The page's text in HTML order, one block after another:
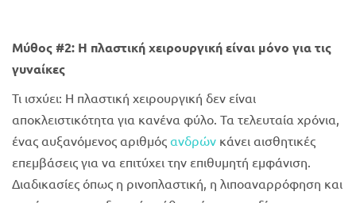
Μύθος #2: Η πλαστική χειρουργική είναι μόνο για τις
γυναίκες
Τι ισχύει: Η πλαστική χειρουργική δεν είναι
αποκλειστικότητα για κανένα φύλο. Τα τελευταία χρόνια,
ένας αυξανόμενος αριθμός ανδρών κάνει αισθητικές
επεμβάσεις για να επιτύχει την επιθυμητή εμφάνιση.
Διαδικασίες όπως η ρινοπλαστική, η λιποαναρρόφηση και